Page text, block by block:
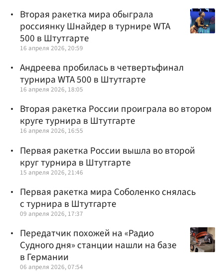
Вторая ракетка мира обыграла
россиянку Шнайдер в турнире WTA
500 в Штутгарте
16 апреля 2026, 20:59
Андреева пробилась в четвертьфинал
турнира WTA 500 в Штутгарте
16 апреля 2026, 18:05
Вторая ракетка России проиграла во втором
круге турнира в Штутгарте
16 апреля 2026, 16:55
Первая ракетка России вышла во второй
круг турнира в Штутгарте
15 апреля 2026, 21:46
Первая ракетка мира Соболенко снялась
с турнира в Штутгарте
09 апреля 2026, 17:37
Передатчик похожей на «Радио
Судного дня» станции нашли на базе
в Германии
06 апреля 2026, 07:54